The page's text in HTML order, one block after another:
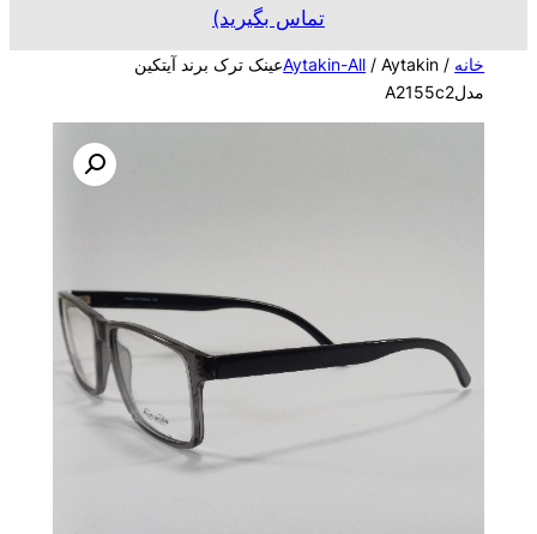
تماس بگیرید)
خانه /
Aytakin-All/ Aytakinعینک ترک برند آیتکین
مدلA2155c2